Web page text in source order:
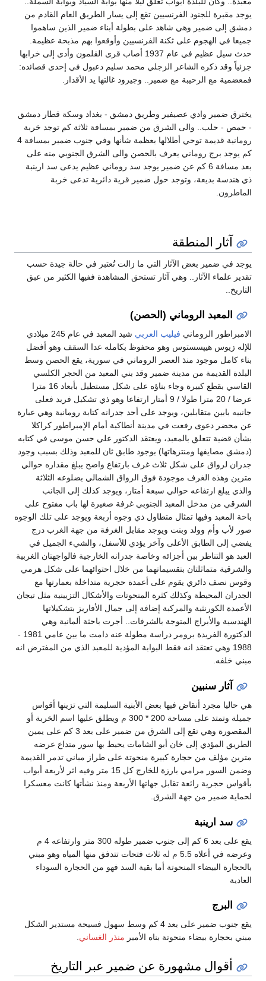
يوجد مقبرة للجنود الفرنسيين تقع إلى يسار الطريق العام القادم من
دمشق إلى ضمير وهي شاهد على بطولة أبناء ضمير الذين ساهموا
جميعا في الهجوم على ثكنة الفرنسيين وأوقعوا بهم مذبحة عظيمة.
حدث سيل عظيم في عام 1937 أصاب قرى القلمون وأدى إلى خرابها
جزئياً وقد ذكره الشاعر الزجلي محمد سليم دعبول في إحدى قصائده:
فمعضمية مع الرحيبة مع ضمير.. وجيرود غالتها يد الأقدار.
يخترق ضمير وادي عصيفير وطريق دمشق - بغداد وسكة قطار دمشق
- حمص - حلب.. والى الشرق من ضمير بمسافة ثلاثة كم توجد خربة
رومانية قديمة توحي أطلالها بعظمة شأنها وفي جنوب ضمير بمسافة 4
كم يوجد برج روماني يعرف بالحصن والى الشرق الجنوبي منه على
بعد مسافة 6 كم عن ضمير يوجد سد روماني عظيم يدعى سد ارينبة
ذي هندسة بديعة، وتوجد حول ضمير قرية دائرية تدعى خربة
الماطرون.
آثار المنطقة
يوجد في ضمير بعض الآثار التي ما زالت تُعتبر في حالة جيدة حسب
تقدير علماء الآثار.. وهي آثار تستحق المشاهدة ففيها الكثير من عبق
التاريخ..
المعبد الروماني (الحصن)
الامبراطور الروماني فيليب العربي
شيد المعبد في عام 245 ميلادي
للإله زيوس هيپسستوس وهو محفوظ بكامله عدا السقف وهو أفضل
بناء كامل موجود منذ العصر الروماني في سورية، يقع الحصن وسط
البلدة القديمة من مدينة ضمير وقد بني المعبد من الحجر الكلسي
القاسي بقطع كبيرة وجاء بناؤه على شكل مستطيل بأبعاد 16 مترا
عرضا / 20 مترا طولا / 9 أمتار ارتفاعا وهو ذي تشكيل فريد فعلى
جانبيه بابين متقابلين، ويوجد على أحد جدرانه كتابة رومانية وهي عبارة
عن محضر دعوى رفعت في مدينة أنطاكية أمام الإمبراطور كراكلا
بشأن قضية تتعلق بالمعبد، ويعتقد الدكتور علي حسن موسى في كتابه
(دمشق مصايفها ومنتزهاتها) بوجود طابق ثان للمعبد وذلك بسبب وجود
جدران لرواق على شكل ثلاث غرف بارتفاع واضح يبلغ مقداره حوالي
مترين وهذه الغرف موجودة فوق الرواق الشمالي بضلوعه الثلاثة
والذي يبلغ ارتفاعه حوالي سبعة أمتار، ويوجد كذلك إلى الجانب
الشرقي من مدخل المعبد الجنوبي غرفة صغيرة لها باب مفتوح على
باحة المعبد وفيها تمثال متطاول ذي وجوه أربعة ويوجد على تلك الوجوه
صور لأب وأم وولد وبنت ويوجد مقابل الغرفة من جهة الغرب درج
يفضي إلى الطابق الأعلى وآخر يؤدي للأسفل، والشيء الجميل في
العبد هو التناظر بين أجزائه وخاصة جدرانه الخارجية فالواجهتان الغربية
والشرقية متماثلتان بتقسيماتهما من خلال احتوائهما على شكل هرمي
وقوس نصف دائري يقوم على أعمدة حجرية متداخلة بعمارتها مع
الجدران المحيطة وكذلك كثرة المنحوتات والأشكال التزيينية مثل تيجان
الأعمدة الكورنثية والمركبة إضافة إلى جمال الأفاريز بتشكيلاتها
الهندسية والأبراج المتوجة بالشرفات.. أجرت باحثة ألمانية وهي
الدكتورة الفريدة برومر دراسة مطولة عنه دامت ما بين عامي 1981 -
1988 وهي تعتقد انه فقط البوابة المؤدية للمعبد الذي من المفترض انه
مبني خلفه.
آثار سنبين
هي حاليا مجرد أنقاض فيها بعض الأبنية السليمة التي تزينها أقواس
جميلة وتمتد على مساحة 200 * 300 م ويطلق عليها اسم الخربة أو
المقصورة وهي تقع إلى الشرق من ضمير على بعد 3 كم على يمين
الطريق المؤدي إلى خان أبو الشامات يحيط بها سور متداع عرضه
مترين مؤلف من حجارة كبيرة منحوتة على طراز مباني تدمر القديمة
وضمن السور مرامي بارزة للخارج كل 15 متر وفيه اثر لأربعة أبواب
بأقواس حجرية رائعة تقابل جهاتها الأربعة ومنذ نشأتها كانت معسكرا
لحماية ضمير من جهة الشرق.
سد ارينبة
يقع على بعد 6 كم إلى جنوب ضمير طوله 300 متر وارتفاعه 4 م
وعرضه في أعلاه 5.5 م له ثلاث فتحات تتدفق منها المياه وهو مبني
بالحجارة البيضاء المنحوتة أما بقية السد فهو من الحجارة السوداء
العادية
البرج
يقع جنوب ضمير على بعد 4 كم وسط سهول فسيحة مستدير الشكل
مبني بحجارة بيضاء منحوتة بناه الأمير منذر الغساني
أقوال مشهورة عن ضمير عبر التاريخ